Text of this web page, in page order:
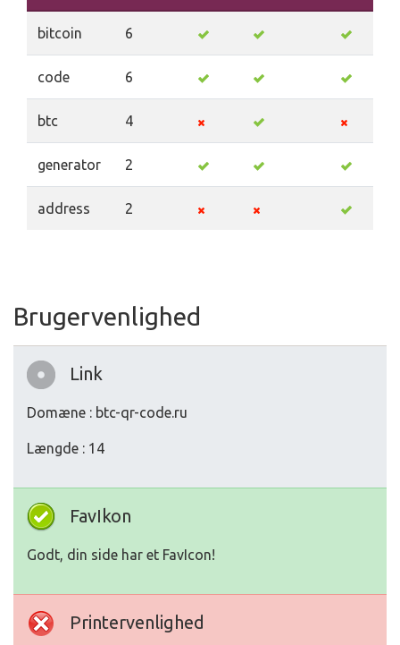
bitcoin 6
code 6
btc 4
generator 2
address 2
Brugervenlighed
Link
Domæne : btc-qr-code.ru
Længde : 14
FavIkon
Godt, din side har et FavIcon!
Printervenlighed